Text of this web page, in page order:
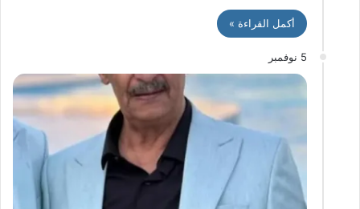
أكمل القراءة »
5 نوفمبر